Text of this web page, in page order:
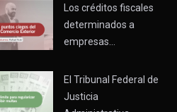
Los créditos fiscales
determinados a
empresas…
El Tribunal Federal de
Justicia